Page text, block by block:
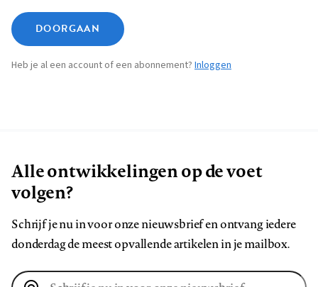
DOORGAAN
Heb je al een account of een abonnement? Inloggen
Alle ontwikkelingen op de voet
volgen?
Schrijf je nu in voor onze nieuwsbrief en ontvang iedere
donderdag de meest opvallende artikelen in je mailbox.